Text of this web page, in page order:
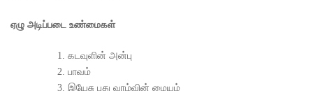
ஏழு அடிப்படை உண்மைகள்
கடவுளின் அன்பு
பாவம்
இயேசு புது வாழ்வின் மையம்